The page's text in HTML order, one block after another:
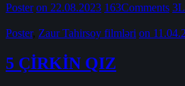
Poster on 22.08.2023 163Comments 3
Poster, Zaur Tahirsoy filmləri on
5 ÇİRKİN QIZ